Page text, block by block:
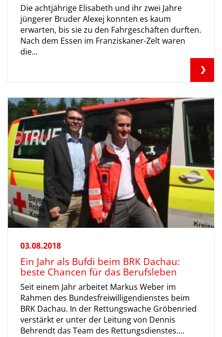
Die achtjährige Elisabeth und ihr zwei Jahre
jüngerer Bruder Alexej konnten es kaum
erwarten, bis sie zu den Fahrgeschäften durften.
Nach dem Essen im Franziskaner-Zelt waren
die...
03.08.2018
Ein Jahr als Bufdi beim BRK Dachau:
beste Chancen für das Berufsleben
Seit einem Jahr arbeitet Markus Weber im
Rahmen des Bundesfreiwilligendienstes beim
BRK Dachau. In der Rettungswache Gröbenried
verstärkt er unter der Leitung von Dennis
Behrendt das Team des Rettungsdienstes....